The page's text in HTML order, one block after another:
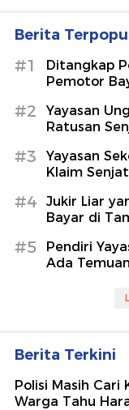
Berita
#1
Ditangkap
Pemotor
#2
Yayasan
Ratusan
#3
Yayasan
Klaim
#4
Jukir Liar
Bayar di
#5
Pendiri
Ada
Berita Terkini
Polisi Masih Cari
Warga Tahu